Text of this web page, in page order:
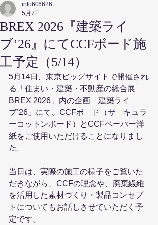
BREX 2026『建築ライ
ブ’26』にてCCFボード施
工予定（5/14）
info606626
5月7日
5月14日、東京ビッグサイトで開催され
る「住まい・建築・不動産の総合展
BREX 2026」内の企画「建築ライ
ブ’26」にて、CCFボード（サーキュラ
ーコットンボード）とCCFペーパー洋
紙をご使用いただけることになりまし
た。
当日は、実際の施工の様子をご覧いた
だきながら、CCFの理念や、廃棄繊維
を活用した素材づくり・製品コンセプ
トについてもお話しさせていただく予
定です。